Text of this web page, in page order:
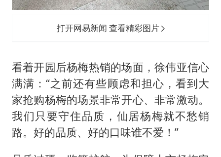
打开网易新闻 查看精彩图片
看着开园后杨梅热销的场面，徐伟亚信心
满满：“之前还有些顾虑和担心，看到大
家抢购杨梅的场景非常开心、非常激动。
我们只要守住品质，仙居杨梅就不愁销
路。好的品质、好的口味谁不爱！”